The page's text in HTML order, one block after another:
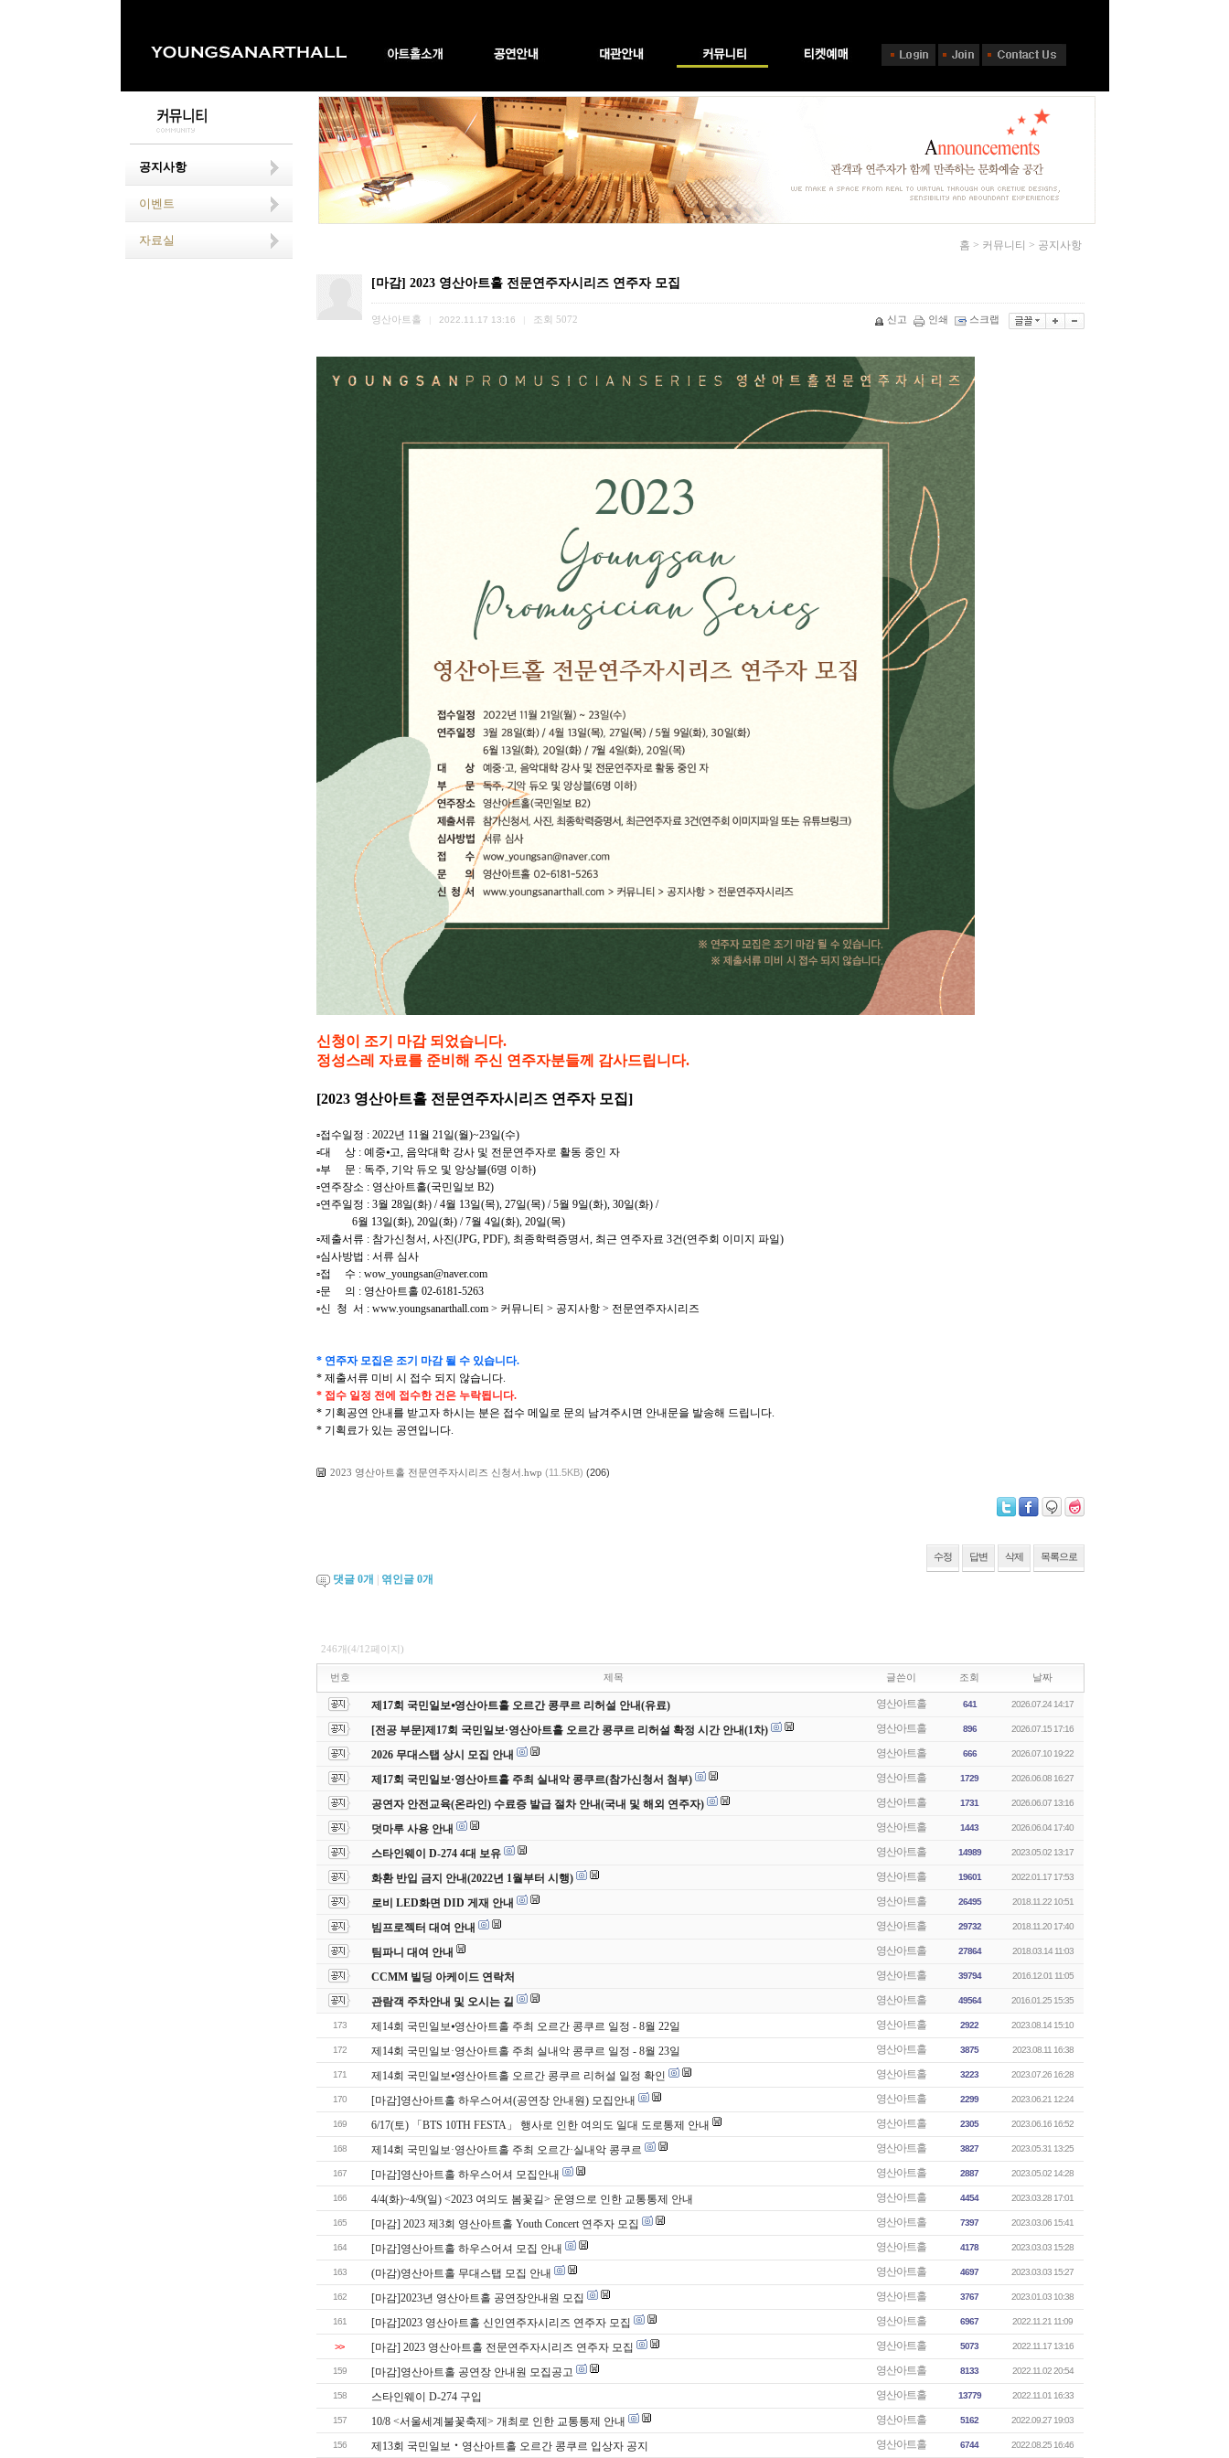
공지사항
이벤트
자료실 홈 > 커뮤니티 > 공지사항
[마감] 2023 영산아트홀 전문연주자시리즈 연주자 모집
영산아트홀 2022.11.17 13:16 조회 5072 신고 인쇄 스크랩
신청이 조기 마감 되었습니다.
정성스레 자료를 준비해 주신 연주자분들께 감사드립니다.
[2023 영산아트홀 전문연주자시리즈 연주자 모집]
▫접수일정 : 2022년 11월 21일(월)~23일(수)
▫대 상 : 예중⦁고, 음악대학 강사 및 전문연주자로 활동 중인 자
▫부 문 : 독주, 기악 듀오 및 앙상블(6명 이하)
▫연주장소 : 영산아트홀(국민일보 B2)
▫연주일정 : 3월 28일(화) / 4월 13일(목), 27일(목) / 5월 9일(화), 30일(화) /
6월 13일(화), 20일(화) / 7월 4일(화), 20일(목)
▫제출서류 : 참가신청서, 사진(JPG, PDF), 최종학력증명서, 최근 연주자료 3건(연주회 이미지 파일)
▫심사방법 : 서류 심사
▫접 수 : wow_youngsan@naver.com
▫문 의 : 영산아트홀 02-6181-5263
▫신 청 서 : www.youngsanarthall.com > 커뮤니티 > 공지사항 > 전문연주자시리즈
* 연주자 모집은 조기 마감 될 수 있습니다.
* 제출서류 미비 시 접수 되지 않습니다.
* 접수 일정 전에 접수한 건은 누락됩니다.
* 기획공연 안내를 받고자 하시는 분은 접수 메일로 문의 남겨주시면 안내문을 발송해 드립니다.
* 기획료가 있는 공연입니다.
2023 영산아트홀 전문연주자시리즈 신청서.hwp (11.5KB) (206)
수정 답변 삭제 목록으로
댓글 0개 엮인글 0개
246개(4/12페이지)
번호 제목 글쓴이 조회 날짜
제17회 국민일보⦁영산아트홀 오르간 콩쿠르 리허설 안내(유료) 영산아트홀 641 2026.07.24 14:17
[전공 부문]제17회 국민일보·영산아트홀 오르간 콩쿠르 리허설 확정 시간 안내(1차) 영산아트홀 896 2026.07.15 17:16
2026 무대스탭 상시 모집 안내 영산아트홀 666 2026.07.10 19:22
제17회 국민일보·영산아트홀 주최 실내악 콩쿠르(참가신청서 첨부) 영산아트홀 1729 2026.06.08 16:27
공연자 안전교육(온라인) 수료증 발급 절차 안내(국내 및 해외 연주자) 영산아트홀 1731 2026.06.07 13:16
덧마루 사용 안내 영산아트홀 1443 2026.06.04 17:40
스타인웨이 D-274 4대 보유 영산아트홀 14989 2023.05.02 13:17
화환 반입 금지 안내(2022년 1월부터 시행) 영산아트홀 19601 2022.01.17 17:53
로비 LED화면 DID 게재 안내 영산아트홀 26495 2018.11.22 10:51
빔프로젝터 대여 안내 영산아트홀 29732 2018.11.20 17:40
팀파니 대여 안내 영산아트홀 27864 2018.03.14 11:03
CCMM 빌딩 아케이드 연락처 영산아트홀 39794 2016.12.01 11:05
관람객 주차안내 및 오시는 길 영산아트홀 49564 2016.01.25 15:35
173 제14회 국민일보⦁영산아트홀 주최 오르간 콩쿠르 일정 - 8월 22일 영산아트홀 2922 2023.08.14 15:10
172 제14회 국민일보·영산아트홀 주최 실내악 콩쿠르 일정 - 8월 23일 영산아트홀 3875 2023.08.11 16:38
171 제14회 국민일보⦁영산아트홀 오르간 콩쿠르 리허설 일정 확인 영산아트홀 3223 2023.07.26 16:28
170 [마감]영산아트홀 하우스어셔(공연장 안내원) 모집안내 영산아트홀 2299 2023.06.21 12:24
169 6/17(토) 「BTS 10TH FESTA」 행사로 인한 여의도 일대 도로통제 안내 영산아트홀 2305 2023.06.16 16:52
168 제14회 국민일보·영산아트홀 주최 오르간·실내악 콩쿠르 영산아트홀 3827 2023.05.31 13:25
167 [마감]영산아트홀 하우스어셔 모집안내 영산아트홀 2887 2023.05.02 14:28
166 4/4(화)~4/9(일) <2023 여의도 봄꽃길> 운영으로 인한 교통통제 안내 영산아트홀 4454 2023.03.28 17:01
165 [마감] 2023 제3회 영산아트홀 Youth Concert 연주자 모집 영산아트홀 7397 2023.03.06 15:41
164 [마감]영산아트홀 하우스어셔 모집 안내 영산아트홀 4178 2023.03.03 15:28
163 (마감)영산아트홀 무대스탭 모집 안내 영산아트홀 4697 2023.03.03 15:27
162 [마감]2023년 영산아트홀 공연장안내원 모집 영산아트홀 3767 2023.01.03 10:38
161 [마감]2023 영산아트홀 신인연주자시리즈 연주자 모집 영산아트홀 6967 2022.11.21 11:09
>> [마감] 2023 영산아트홀 전문연주자시리즈 연주자 모집 영산아트홀 5073 2022.11.17 13:16
159 [마감]영산아트홀 공연장 안내원 모집공고 영산아트홀 8133 2022.11.02 20:54
158 스타인웨이 D-274 구입 영산아트홀 13779 2022.11.01 16:33
157 10/8 <서울세계불꽃축제> 개최로 인한 교통통제 안내 영산아트홀 5162 2022.09.27 19:03
156 제13회 국민일보‧영산아트홀 오르간 콩쿠르 입상자 공지 영산아트홀 6744 2022.08.25 16:46